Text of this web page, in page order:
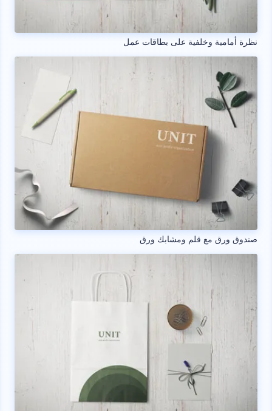
نظرة أمامية وخلفية على بطاقات عمل
صندوق ورق مع قلم ومشابك ورق